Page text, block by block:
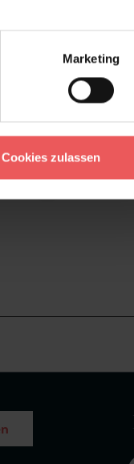
Marketing
Cookies zulassen
, Braun, Creme
Zu Favoriten